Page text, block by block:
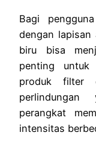
Bagi
dengan lapisan
biru bisa
penting untuk
produk filter
perangkat
intensitas